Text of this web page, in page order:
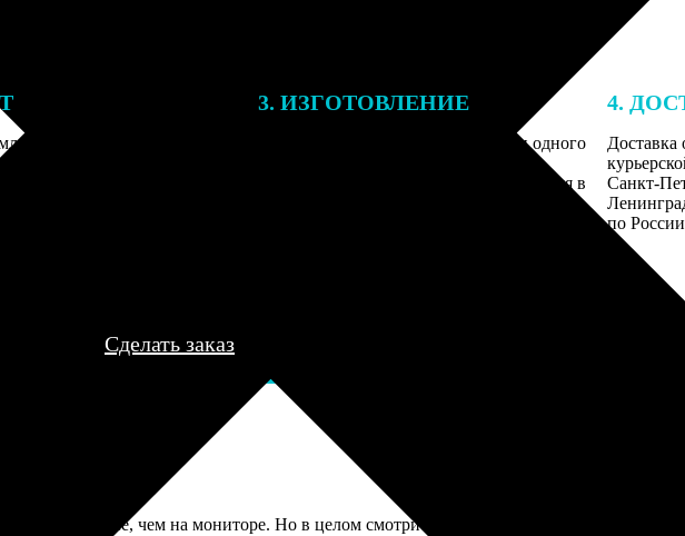
заказа с вами свяжется
для обсуждения деталей
согласования и
заказа по телефону и
мы приступим к его
3. ИЗГОТОВЛЕНИЕ
Все заказы выполняются в течении одного
рабочего дня, после чего передаются
курьеру для доставки либо отправляются в
4.
Доставка
Санкт-
по
Сделать заказ
темнее, чем на мониторе. Но в целом смотрится нормально, просто надо